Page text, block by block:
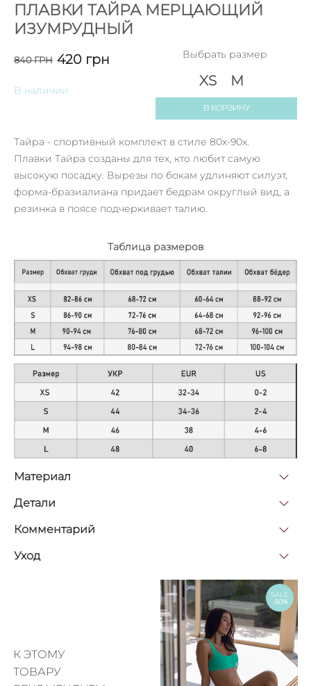
ПЛАВКИ ТАЙРА МЕРЦАЮЩИЙ
ИЗУМРУДНЫЙ
840ГРН 420 грн
В наличии
Выбрать размер
XS M
В КОРЗИНУ
Тайра - спортивный комплект в стиле 80х-90х.
Плавки Тайра созданы для тех, кто любит самую
высокую посадку. Вырезы по бокам удлиняют силуэт,
форма-бразиалиана придает бедрам округлый вид, а
резинка в поясе подчеркивает талию.
Таблица размеров
Материал
Детали
Комментарий
Уход
К ЭТОМУ
ТОВАРУ
SALE
-50%